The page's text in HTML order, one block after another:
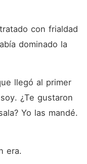
con frialdad
dominado la
llegó al primer
¿Te gustaron
Yo las mandé.
era.